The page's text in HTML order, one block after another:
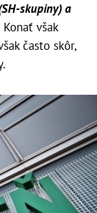
skupiny) a
však
často skôr,